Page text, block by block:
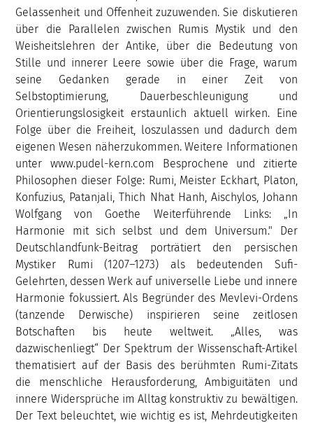
Gelassenheit und Offenheit zuzuwenden. Sie diskutieren
über die Parallelen zwischen Rumis Mystik und den
Weisheitslehren der Antike, über die Bedeutung von
Stille und innerer Leere sowie über die Frage, warum
seine Gedanken gerade in einer Zeit von
Selbstoptimierung, Dauerbeschleunigung und
Orientierungslosigkeit erstaunlich aktuell wirken. Eine
Folge über die Freiheit, loszulassen und dadurch dem
eigenen Wesen näherzukommen. Weitere Informationen
unter www.pudel-kern.com Besprochene und zitierte
Philosophen dieser Folge: Rumi, Meister Eckhart, Platon,
Konfuzius, Patanjali, Thich Nhat Hanh, Aischylos, Johann
Wolfgang von Goethe Weiterführende Links: „In
Harmonie mit sich selbst und dem Universum." Der
Deutschlandfunk-Beitrag porträtiert den persischen
Mystiker Rumi (1207–1273) als bedeutenden Sufi-
Gelehrten, dessen Werk auf universelle Liebe und innere
Harmonie fokussiert. Als Begründer des Mevlevi-Ordens
(tanzende Derwische) inspirieren seine zeitlosen
Botschaften bis heute weltweit. „Alles, was
dazwischenliegt“ Der Spektrum der Wissenschaft-Artikel
thematisiert auf der Basis des berühmten Rumi-Zitats
die menschliche Herausforderung, Ambiguitäten und
innere Widersprüche im Alltag konstruktiv zu bewältigen.
Der Text beleuchtet, wie wichtig es ist, Mehrdeutigkeiten